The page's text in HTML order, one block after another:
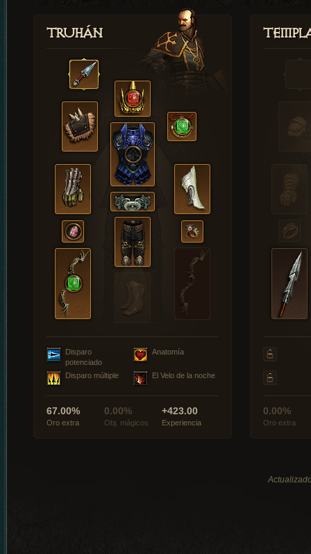
Truhán
Disparo
potenciado
Anatomía
Disparo múltiple El Velo de la noche
67.00%
Oro extra
0.00%
Obj. mágicos
+423.00
Experiencia
0.00%
Oro extra